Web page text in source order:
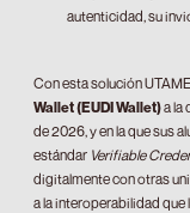
autenticidad, su
Con esta solución
Wallet (EUDI Wallet)a la
de 2026, y en la que sus
estándar Verifiable
digitalmente con otras
a la interoperabilidad